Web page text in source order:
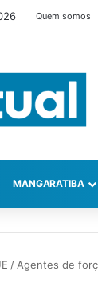
Quem somos
MANGARATIBA
/Agentes de